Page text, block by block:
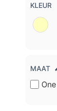
KLEUR
MAAT